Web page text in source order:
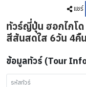
แชร์
ทัวร์ญี่ปุ่น ฮอกไกโ
สีสันสดใส 6วัน 4คืน
ข้อมูลทัวร์ (Tour
รหัสทัวร์